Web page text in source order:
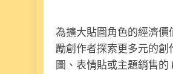
為擴大貼圖角色的經濟價
勵創作者探索更多元的
圖、表情貼或主題銷售的